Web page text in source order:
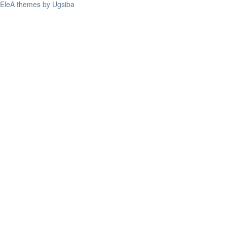
EleA themes by Ugsiba